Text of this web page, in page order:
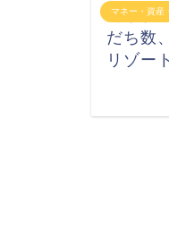
マネー・資産
【リゾ
だち数
リゾー